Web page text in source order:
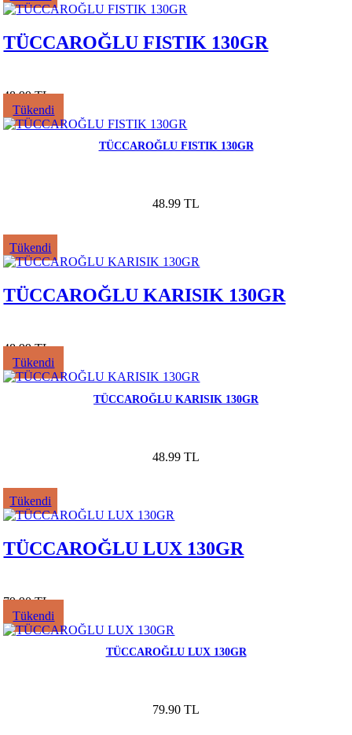
TÜCCAROĞLU FISTIK 130GR
48.99 TL
Tükendi
TÜCCAROĞLU FISTIK 130GR
48.99 TL
Tükendi
TÜCCAROĞLU KARISIK 130GR
48.99 TL
Tükendi
TÜCCAROĞLU KARISIK 130GR
48.99 TL
Tükendi
TÜCCAROĞLU LUX 130GR
79.90 TL
Tükendi
TÜCCAROĞLU LUX 130GR
79.90 TL